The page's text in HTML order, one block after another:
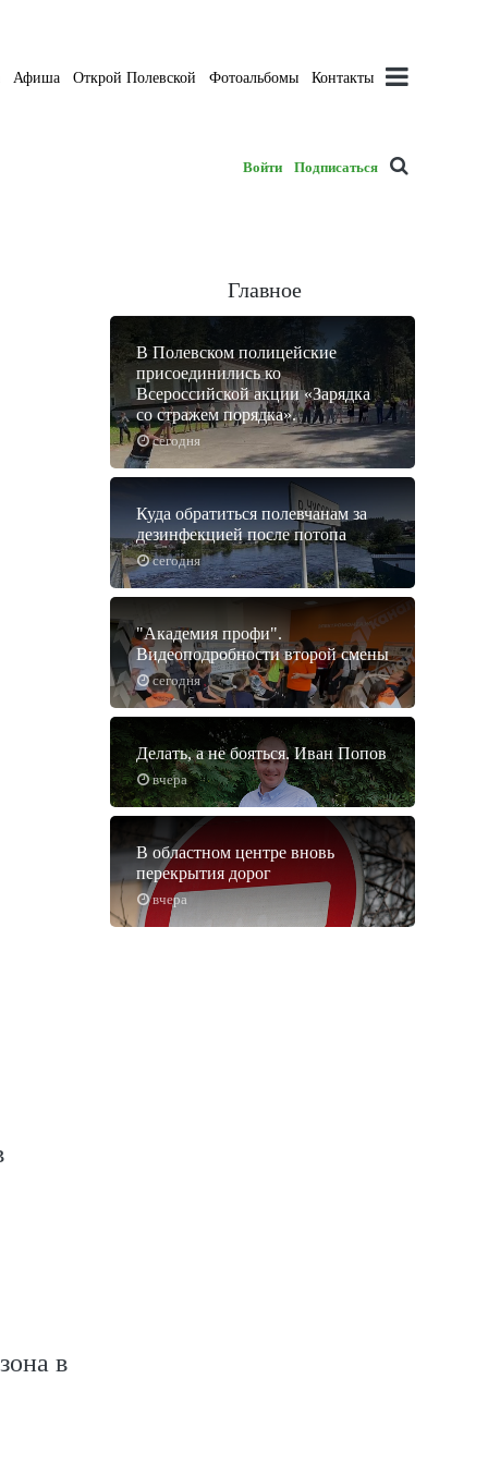
Афиша Открой Полевской Фотоальбомы Контакты
Войти Подписаться
в
Главное
сегодня
В Полевском полицейские
присоединились ко
Всероссийской акции «Зарядка
со стражем порядка».
сегодня
Куда обратиться полевчанам за
дезинфекцией после потопа
сегодня
"Академия профи".
Видеоподробности второй смены
вчера
Делать, а не бояться. Иван Попов
вчера
В областном центре вновь
перекрытия дорог